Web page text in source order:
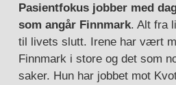
Pasientfokus jobber med
som angår Finnmark. Alt fra
til livets slutt. Irene har vært
Finnmark i store og det som
saker. Hun har jobbet mot